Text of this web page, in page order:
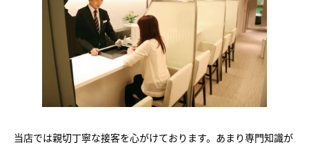
当店では親切丁寧な接客を心がけております。あまり専門知識が